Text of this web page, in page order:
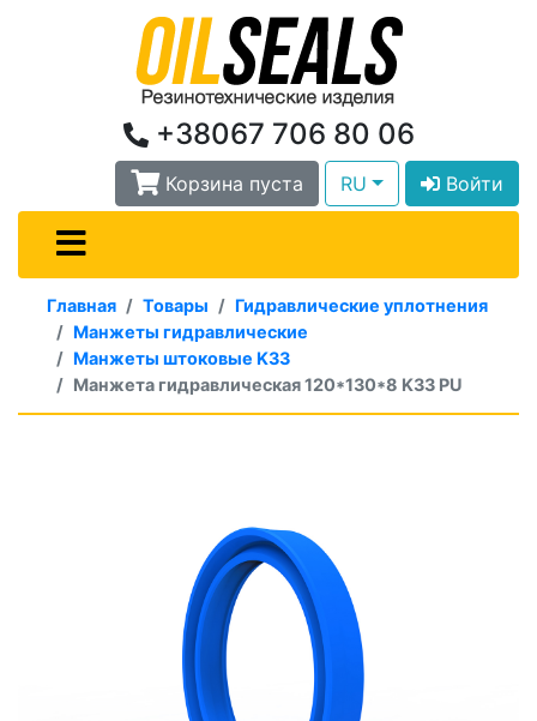
+38067 706 80 06
Корзина пуста RU Войти
Главная Товары
Гидравлические уплотнения
Манжеты гидравлические
Манжеты штоковые K33
Манжета гидравлическая 120*130*8 K33 PU